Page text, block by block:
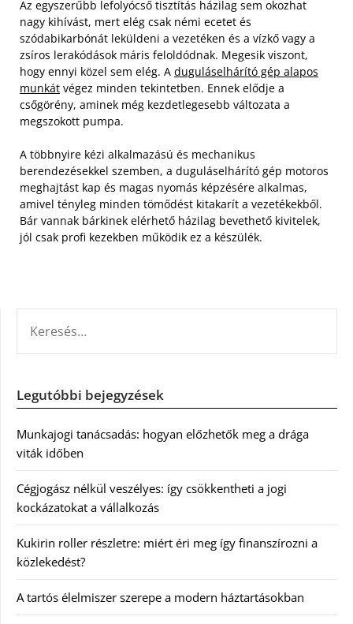
Az egyszerűbb lefolyócső tisztítás házilag sem okozhat
nagy kihívást, mert elég csak némi ecetet és
szódabikarbónát leküldeni a vezetéken és a vízkő vagy a
zsíros lerakódások máris feloldódnak. Megesik viszont,
hogy ennyi közel sem elég. A duguláselhárító gép alapos
munkát végez minden tekintetben. Ennek elődje a
csőgörény, aminek még kezdetlegesebb változata a
megszokott pumpa.
A többnyire kézi alkalmazású és mechanikus
berendezésekkel szemben, a duguláselhárító gép motoros
meghajtást kap és magas nyomás képzésére alkalmas,
amivel tényleg minden tömődést kitakarít a vezetékekből.
Bár vannak bárkinek elérhető házilag bevethető kivitelek,
jól csak profi kezekben működik ez a készülék.
Legutóbbi bejegyzések
Munkajogi tanácsadás: hogyan előzhetők meg a drága
viták időben
Cégjogász nélkül veszélyes: így csökkentheti a jogi
kockázatokat a vállalkozás
Kukirin roller részletre: miért éri meg így finanszírozni a
közlekedést?
A tartós élelmiszer szerepe a modern háztartásokban